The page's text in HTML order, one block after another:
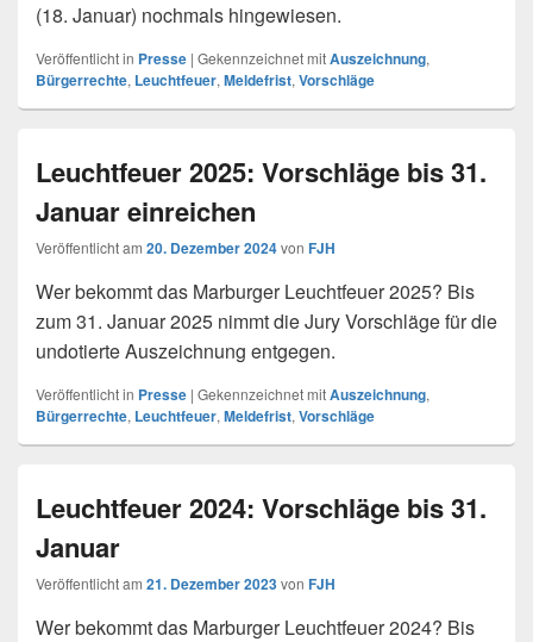
(18. Januar) nochmals hingewiesen.
Veröffentlicht in Presse | Gekennzeichnet mitAuszeichnung,
Bürgerrechte, Leuchtfeuer, Meldefrist, Vorschläge
Leuchtfeuer 2025: Vorschläge bis 31.
Januar einreichen
Veröffentlicht am 20. Dezember 2024von FJH
Wer bekommt das Marburger Leuchtfeuer 2025? Bis
zum 31. Januar 2025 nimmt die Jury Vorschläge für die
undotierte Auszeichnung entgegen.
Veröffentlicht in Presse | Gekennzeichnet mitAuszeichnung,
Bürgerrechte, Leuchtfeuer, Meldefrist, Vorschläge
Leuchtfeuer 2024: Vorschläge bis 31.
Januar
Veröffentlicht am 21. Dezember 2023von FJH
Wer bekommt das Marburger Leuchtfeuer 2024? Bis